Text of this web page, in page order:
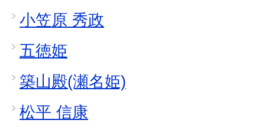
小笠原 秀政
五徳姫
築山殿(瀬名姫)
松平 信康